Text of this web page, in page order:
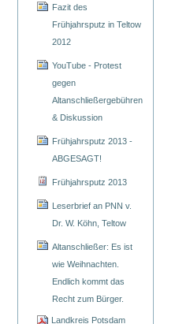
Fazit des
Frühjahrsputz in Teltow
2012
YouTube - Protest
gegen
Altanschließergebühren
& Diskussion
Frühjahrsputz 2013 -
ABGESAGT!
Frühjahrsputz 2013
Leserbrief an PNN v.
Dr. W. Köhn, Teltow
Altanschließer: Es ist
wie Weihnachten.
Endlich kommt das
Recht zum Bürger.
Landkreis Potsdam